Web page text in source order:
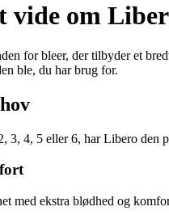
vide om
for bleer, der tilbyder et
ble, du har brug for.
3, 4, 5 eller 6, har Libero
med ekstra blødhed og